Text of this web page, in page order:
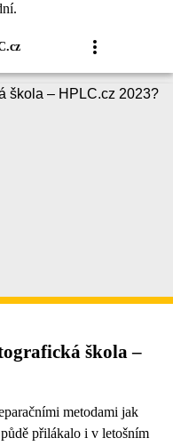
škola –
metodami jak
přilákalo i v letošním